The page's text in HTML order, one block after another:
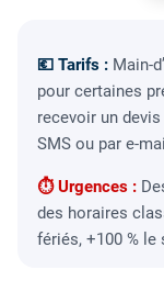
💶 Tarifs : Main-
pour certaines
recevoir un
SMS ou par e-
⏱ Urgences :
des horaires
fériés, +100 % le